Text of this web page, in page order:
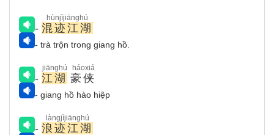
- 混迹江湖
hùnjìjiānghú
- trà trộn trong giang hồ.
- 江湖
jiānghú
豪侠
háoxiá
- giang hồ hào hiệp
- 浪迹江湖
làngjìjiānghú